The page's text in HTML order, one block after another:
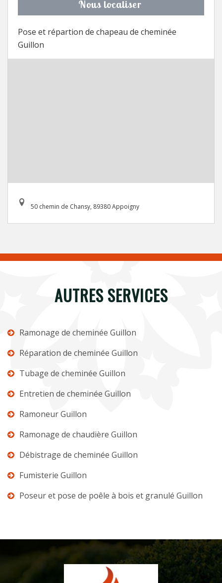
Nous localiser
Pose et répartion de chapeau de cheminée
Guillon
50 chemin de Chansy, 89380 Appoigny
AUTRES SERVICES
Ramonage de cheminée Guillon
Réparation de cheminée Guillon
Tubage de cheminée Guillon
Entretien de cheminée Guillon
Ramoneur Guillon
Ramonage de chaudière Guillon
Débistrage de cheminée Guillon
Fumisterie Guillon
Poseur et pose de poêle à bois et granulé Guillon